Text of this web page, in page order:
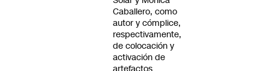
Caballero, como
autor y cómplice,
respectivamente,
de colocación y
activación de
artefactos